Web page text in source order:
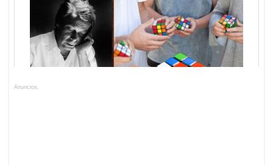
Anuncios.